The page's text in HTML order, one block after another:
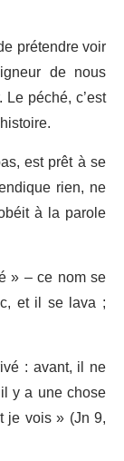
prétendre voir
de nous
péché, c’est
est prêt à se
rien, ne
à la parole
» – ce nom se
et il se lava ;
: avant, il ne
y a une chose
je vois » (Jn 9,